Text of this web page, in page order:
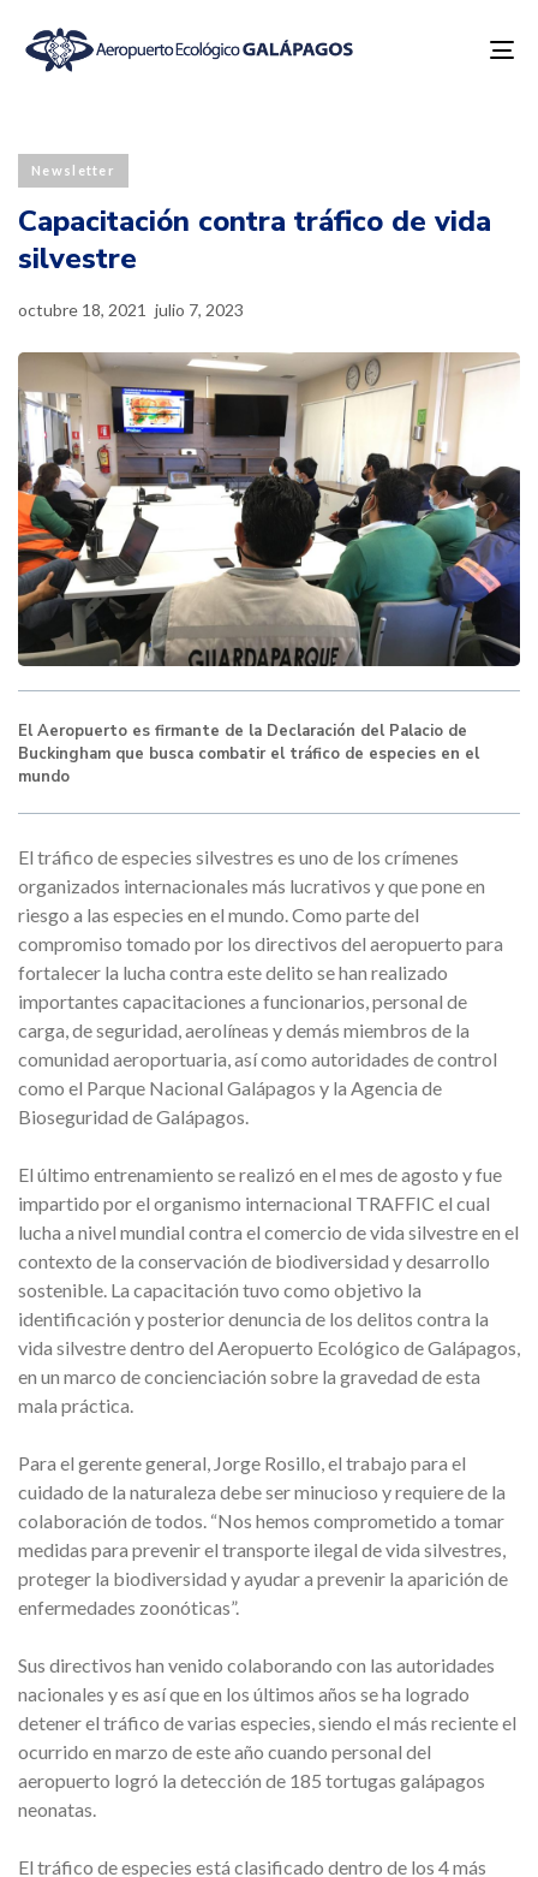
IN:
Newsletter
Capacitación contra tráfico de vida
silvestre
on:
octubre 18, 2021
updated:
julio 7, 2023
El Aeropuerto es firmante de la Declaración del Palacio de
Buckingham que busca combatir el tráfico de especies en el
mundo
El tráfico de especies silvestres es uno de los crímenes
organizados internacionales más lucrativos y que pone en
riesgo a las especies en el mundo. Como parte del
compromiso tomado por los directivos del aeropuerto para
fortalecer la lucha contra este delito se han realizado
importantes capacitaciones a funcionarios, personal de
carga, de seguridad, aerolíneas y demás miembros de la
comunidad aeroportuaria, así como autoridades de control
como el Parque Nacional Galápagos y la Agencia de
Bioseguridad de Galápagos.
El último entrenamiento se realizó en el mes de agosto y fue
impartido por el organismo internacional TRAFFIC el cual
lucha a nivel mundial contra el comercio de vida silvestre en el
contexto de la conservación de biodiversidad y desarrollo
sostenible. La capacitación tuvo como objetivo la
identificación y posterior denuncia de los delitos contra la
vida silvestre dentro del Aeropuerto Ecológico de Galápagos,
en un marco de concienciación sobre la gravedad de esta
mala práctica.
Para el gerente general, Jorge Rosillo, el trabajo para el
cuidado de la naturaleza debe ser minucioso y requiere de la
colaboración de todos. “Nos hemos comprometido a tomar
medidas para prevenir el transporte ilegal de vida silvestres,
proteger la biodiversidad y ayudar a prevenir la aparición de
enfermedades zoonóticas”.
Sus directivos han venido colaborando con las autoridades
nacionales y es así que en los últimos años se ha logrado
detener el tráfico de varias especies, siendo el más reciente el
ocurrido en marzo de este año cuando personal del
aeropuerto logró la detección de 185 tortugas galápagos
neonatas.
El tráfico de especies está clasificado dentro de los 4 más